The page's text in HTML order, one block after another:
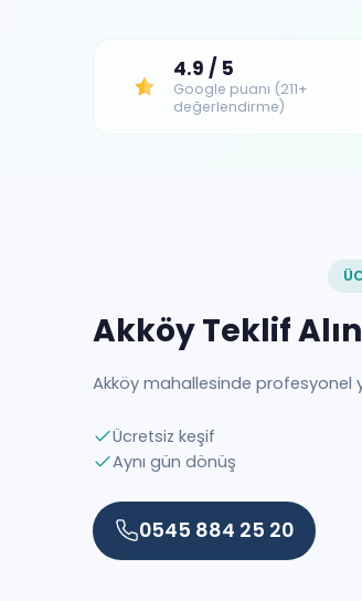
4.9 / 5
Google puanı (211+
değerlendirme)
Akköy Teklif Alın
Akköy mahallesinde profesyonel
Ücretsiz keşif
Aynı gün dönüş
0545 884 25 20